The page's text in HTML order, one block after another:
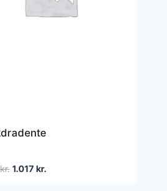
kr. Den
1.017 kr.Den